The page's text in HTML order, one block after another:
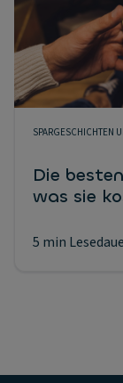
SPARGESCHICHTEN
Die
was sie
5 min